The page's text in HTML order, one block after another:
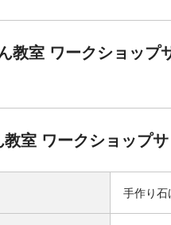
教室 ワークショップ
室 ワークショップ
手作り石